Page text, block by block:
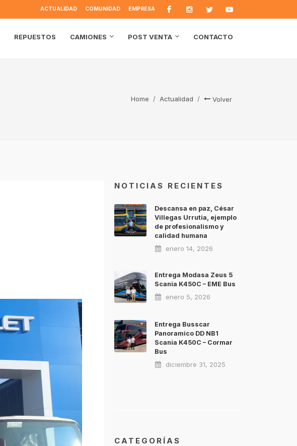
ACTUALIDAD COMUNIDAD EMPRESA
REPUESTOS CAMIONES POST VENTA CONTACTO
Home Actualidad Volver
NOTICIAS RECIENTES
Descansa en paz, César
Villegas Urrutia, ejemplo
de profesionalismo y
calidad humana
enero 14, 2026
Entrega Modasa Zeus 5
Scania K450C – EME Bus
enero 5, 2026
Entrega Busscar
Panoramico DD NB1
Scania K450C – Cormar
Bus
diciembre 31, 2025
CATEGORÍAS